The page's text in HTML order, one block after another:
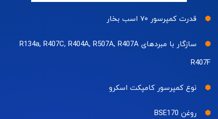
قدرت کمپرسور ۷۰ اسب بخار
سازگار با مبردهای R134a, R407C, R404A, R507A, R407A
R407F
نوع کمپرسور کامپکت اسکرو
روغن BSE170